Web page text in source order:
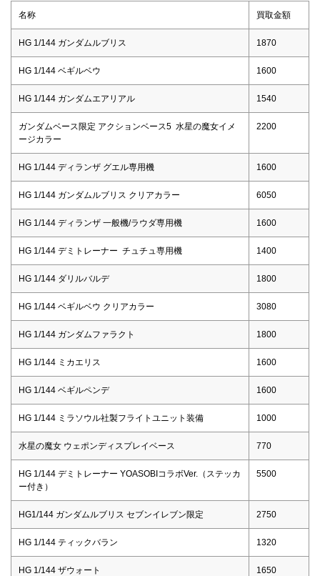
名称 買取金額
HG 1/144 ガンダムルブリス 1870
HG 1/144 ベギルベウ 1600
HG 1/144 ガンダムエアリアル 1540
ガンダムベース限定 アクションベース5 水星の魔女イメ
ージカラー
2200
HG 1/144 ディランザ グエル専用機 1600
HG 1/144 ガンダムルブリス クリアカラー 6050
HG 1/144 ディランザ 一般機/ラウダ専用機 1600
HG 1/144 デミトレーナー チュチュ専用機 1400
HG 1/144 ダリルバルデ 1800
HG 1/144 ベギルベウ クリアカラー 3080
HG 1/144 ガンダムファラクト 1800
HG 1/144 ミカエリス 1600
HG 1/144 ベギルペンデ 1600
HG 1/144 ミラソウル社製フライトユニット装備 1000
水星の魔女 ウェポンディスプレイベース 770
HG 1/144 デミトレーナー YOASOBIコラボVer.（ステッカ
ー付き）
5500
HG1/144 ガンダムルブリス セブンイレブン限定 2750
HG 1/144 ティックバラン 1320
HG 1/144 ザウォート 1650